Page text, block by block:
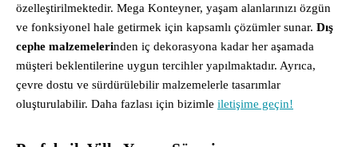
özelleştirilmektedir. Mega Konteyner, yaşam alanlarınızı özgün
ve fonksiyonel hale getirmek için kapsamlı çözümler sunar. Dış
cephe malzemelerinden iç dekorasyona kadar her aşamada
müşteri beklentilerine uygun tercihler yapılmaktadır. Ayrıca,
çevre dostu ve sürdürülebilir malzemelerle tasarımlar
oluşturulabilir. Daha fazlası için bizimle iletişime geçin!